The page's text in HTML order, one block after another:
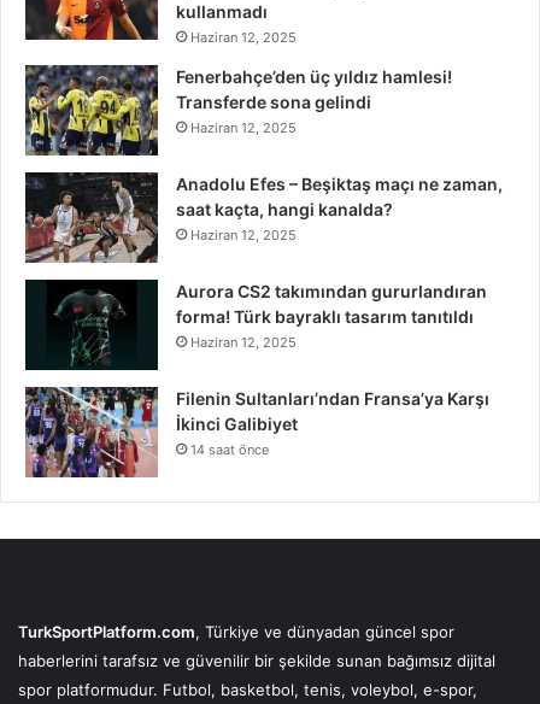
kullanmadı
Haziran 12, 2025
Fenerbahçe’den üç yıldız hamlesi!
Transferde sona gelindi
Haziran 12, 2025
Anadolu Efes – Beşiktaş maçı ne zaman,
saat kaçta, hangi kanalda?
Haziran 12, 2025
Aurora CS2 takımından gururlandıran
forma! Türk bayraklı tasarım tanıtıldı
Haziran 12, 2025
Filenin Sultanları’ndan Fransa’ya Karşı
İkinci Galibiyet
14 saat önce
TurkSportPlatform.com, Türkiye ve dünyadan güncel spor
haberlerini tarafsız ve güvenilir bir şekilde sunan bağımsız dijital
spor platformudur. Futbol, basketbol, tenis, voleybol, e-spor,